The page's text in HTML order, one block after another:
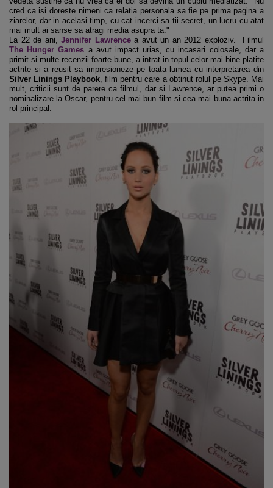
cred ca isi doreste nimeni ca relatia personala sa fie pe prima pagina a
ziarelor, dar in acelasi timp, cu cat incerci sa tii secret, un lucru cu atat
mai mult ai sanse sa atragi media asupra ta."
La 22 de ani,Jennifer Lawrencea avut un an 2012 exploziv. Filmul
The Hunger Games a avut impact urias, cu incasari colosale, dar a
primit si multe recenzii foarte bune, a intrat in topul celor mai bine platite
actrite si a reusit sa impresioneze pe toata lumea cu interpretarea din
Silver Linings Playbook , film pentru care a obtinut rolul pe Skype. Mai
mult, criticii sunt de parere ca filmul, dar si Lawrence, ar putea primi o
nominalizare la Oscar, pentru cel mai bun film si cea mai buna actrita in
rol principal.